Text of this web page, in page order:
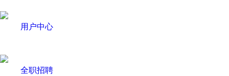
用户中心
全职招聘